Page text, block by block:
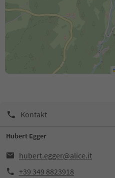
Kontakt
Hubert Egger
hubert.egger@alice.it
+39 349 8823918